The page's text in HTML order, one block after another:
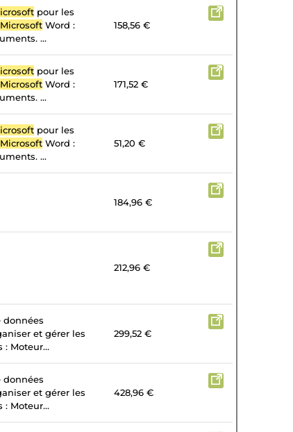
pour les
Microsoft Word :
...
158,56 €
pour les
Microsoft Word :
...
171,52 €
pour les
Microsoft Word :
...
51,20 €
184,96 €
212,96 €
données
et gérer les
Moteur...
299,52 €
données
et gérer les
Moteur...
428,96 €